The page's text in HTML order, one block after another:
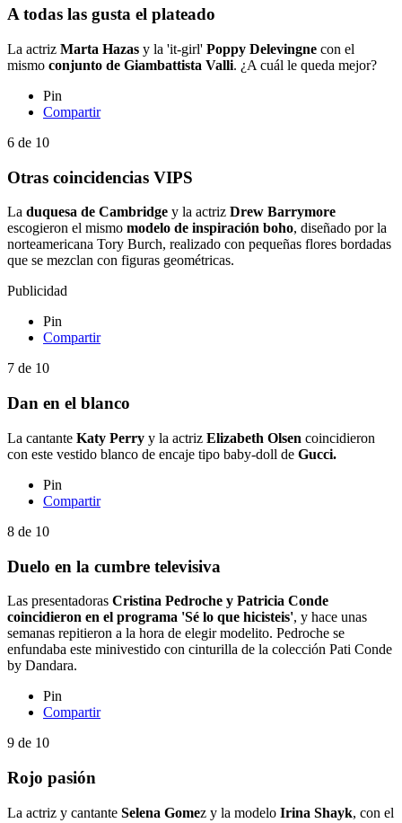
A todas las gusta el plateado
La actriz Marta Hazas y la 'it-girl' Poppy Delevingne con el
mismo conjunto de Giambattista Valli. ¿A cuál le queda mejor?
Pin
Compartir
6 de 10
Otras coincidencias VIPS
La duquesa de Cambridge y la actriz Drew Barrymore
escogieron el mismo modelo de inspiración boho, diseñado por la
norteamericana Tory Burch, realizado con pequeñas flores bordadas
que se mezclan con figuras geométricas.
Publicidad
Pin
Compartir
7 de 10
Dan en el blanco
La cantante Katy Perry y la actriz Elizabeth Olsen coincidieron
con este vestido blanco de encaje tipo baby-doll de Gucci.
Pin
Compartir
8 de 10
Duelo en la cumbre televisiva
Las presentadoras Cristina Pedroche y Patricia Conde
coincidieron en el programa 'Sé lo que hicisteis', y hace unas
semanas repitieron a la hora de elegir modelito. Pedroche se
enfundaba este minivestido con cinturilla de la colección Pati Conde
by Dandara.
Pin
Compartir
9 de 10
Rojo pasión
La actriz y cantante Selena Gomez y la modelo Irina Shayk, con el